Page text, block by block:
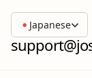
Japanese